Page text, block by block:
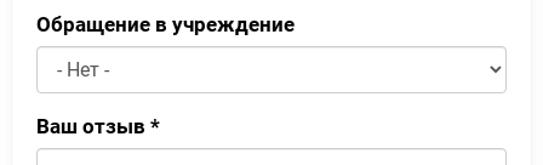
Обращение в учреждение
Ваш отзыв *